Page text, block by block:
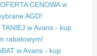
CENOWA w
AGD!
w Avans - kup
rabatowym!
w Avans - kup